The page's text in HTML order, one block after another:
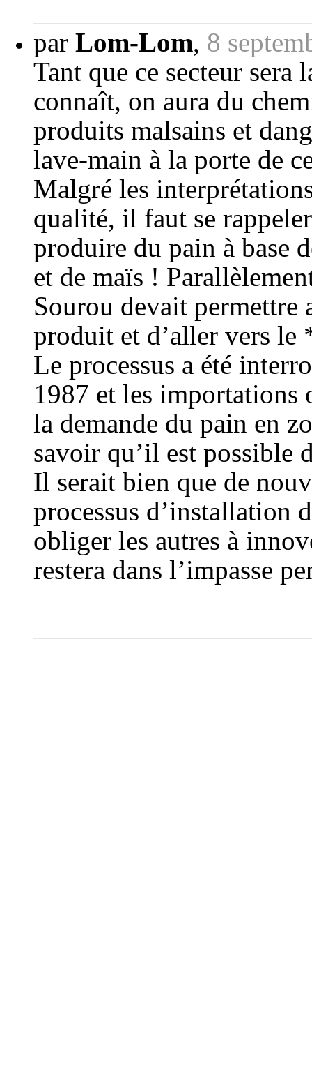
par Lom-Lom, 8
Tant que ce secteur sera
connaît, on aura du
produits malsains et
lave-main à la porte de
Malgré les
qualité, il faut se
produire du pain à base
et de maïs !
Sourou devait permettre
produit et d’aller vers le
Le processus a été
1987 et les importations
la demande du pain en
savoir qu’il est possible
Il serait bien que de
processus d’installation
obliger les autres à
restera dans l’impasse